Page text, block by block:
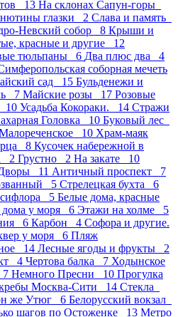
13 На склонах Сапун-горы
глазки 2 Слава и память
Невский собор 8 Крыши и
красные и другие 12
тюльпаны 6 Два плюс два 4
соборная мечеть
сад 15 Бульденежи и
7 Майские розы 17 Розовые
10 Усадьба Кокораки. 14 Стражи
Головка 10 Буковый лес
10 Храм-маяк
8 Кусочек набережной в
2 Грустно 2 На закате 10
11 Античный проспект 7
5 Стрелецкая бухта 6
5 Белые дома, красные
у моря 6 Этажи на холме 5
6 Карбон 4 Софора и другие.
у моря 6 Пляж
14 Лесные ягоды и фрукты 2
4 Чертова балка 7 Ходынское
7 Немного Пресни 10 Прогулка
Москва-Сити 14 Стекла
же Утюг 6 Белорусский вокзал
шагов по Остоженке 13 Метро